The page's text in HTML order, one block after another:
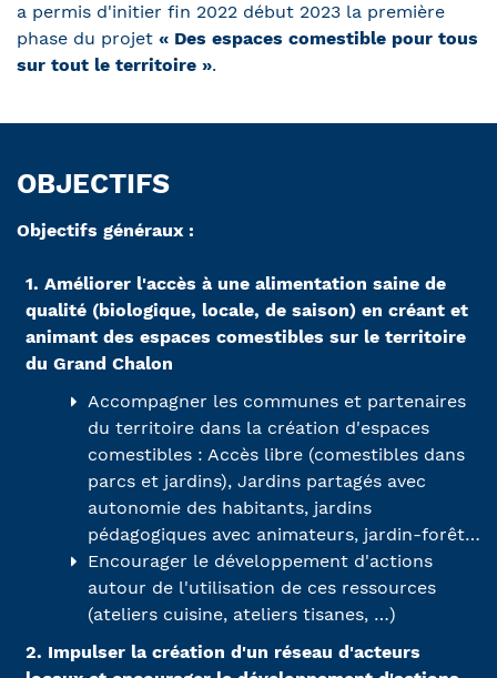
a permis d'initier fin 2022 début 2023 la première
phase du projet « Des espaces comestible pour tous
sur tout le territoire ».
OBJECTIFS
Objectifs généraux :
1. Améliorer l'accès à une alimentation saine de
qualité (biologique, locale, de saison) en créant et
animant des espaces comestibles sur le territoire
du Grand Chalon
Accompagner les communes et partenaires
du territoire dans la création d'espaces
comestibles : Accès libre (comestibles dans
parcs et jardins), Jardins partagés avec
autonomie des habitants, jardins
pédagogiques avec animateurs, jardin-forêt…
Encourager le développement d'actions
autour de l'utilisation de ces ressources
(ateliers cuisine, ateliers tisanes, …)
2. Impulser la création d'un réseau d'acteurs